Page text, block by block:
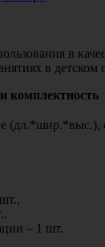
в
в детском
комплектность
(дл.*шир.*выс.),
– 1 шт.